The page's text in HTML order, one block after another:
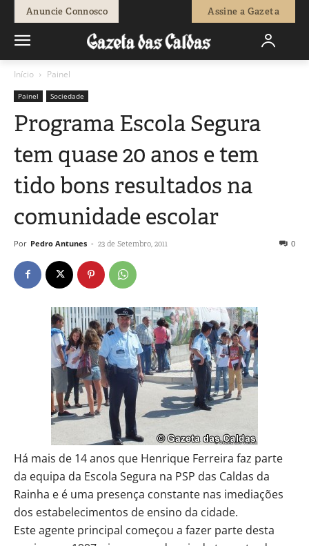
Anuncie Connosco Assine a Gazeta
Início Painel
Painel Sociedade
Programa Escola Segura
tem quase 20 anos e tem
tido bons resultados na
comunidade escolar
Por Pedro Antunes - 23 de Setembro, 2011 0
Há mais de 14 anos que Henrique Ferreira faz parte
da equipa da Escola Segura na PSP das Caldas da
Rainha e é uma presença constante nas imediações
dos estabelecimentos de ensino da cidade.
Este agente principal começou a fazer parte desta